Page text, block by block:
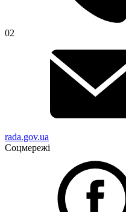
02
rada.gov.ua
Соцмережі